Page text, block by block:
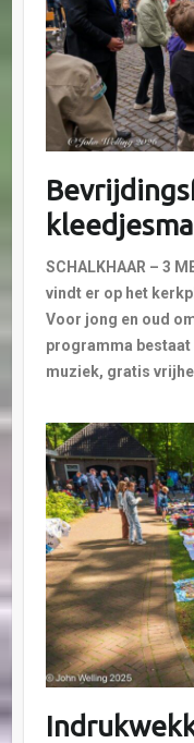
SCHALKHAAR – 3
vindt er op het
Voor jong en oud
programma
muziek, gratis